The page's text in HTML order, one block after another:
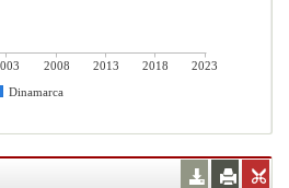
2008 2013 2018
2023
Dinamarca